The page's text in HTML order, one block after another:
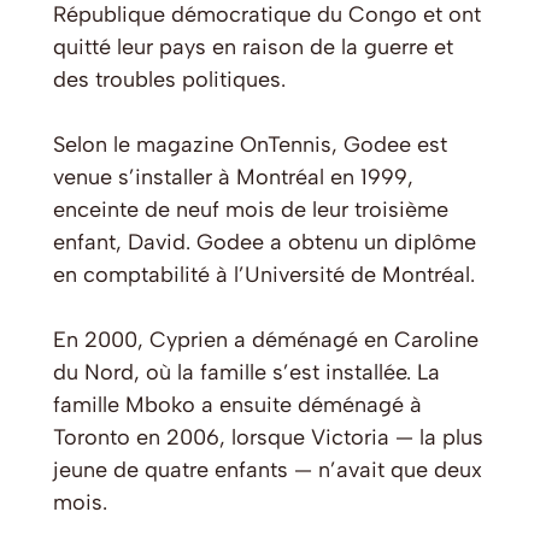
République démocratique du Congo et ont
quitté leur pays en raison de la guerre et
des troubles politiques.
Selon le magazine OnTennis, Godee est
venue s’installer à Montréal en 1999,
enceinte de neuf mois de leur troisième
enfant, David. Godee a obtenu un diplôme
en comptabilité à l’Université de Montréal.
En 2000, Cyprien a déménagé en Caroline
du Nord, où la famille s’est installée. La
famille Mboko a ensuite déménagé à
Toronto en 2006, lorsque Victoria — la plus
jeune de quatre enfants — n’avait que deux
mois.